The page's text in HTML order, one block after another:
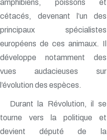
amphibiens, poissons et
cétacés, devenant l’un des
principaux spécialistes
européens de ces animaux. Il
développe notamment des
vues audacieuses sur
l’évolution des espèces.
Durant la Révolution, il se
tourne vers la politique et
devient député de la